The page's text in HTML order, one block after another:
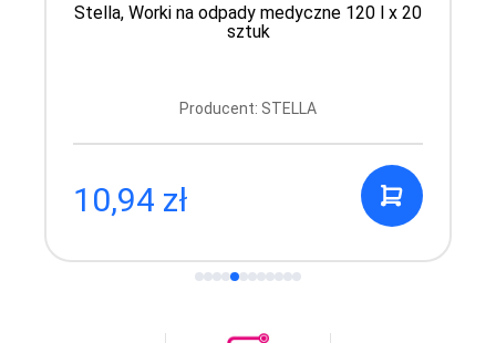
Stella, Worki na odpady medyczne 120 l x 20
sztuk
Producent: STELLA
10,94 zł